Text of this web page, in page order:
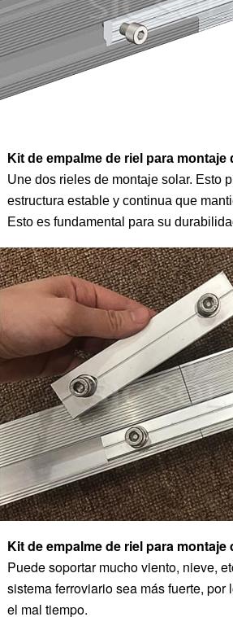
Kit de empalme de riel para montaje
Une dos rieles de montaje solar. Esto
estructura estable y continua que
Esto es fundamental para su
Kit de empalme de riel para
Puede soportar mucho viento, nieve,
sistema ferroviario sea más fuerte, por
el mal tiempo.